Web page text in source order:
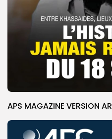
APS MAGAZINE VERSION AR